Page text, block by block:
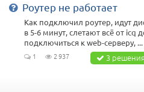
Роутер не работает
Как подключил роутер, идут
в 5-6 минут, слетают всё от icq
подключиться к web-серверу, ...
1 2 937 3 решения